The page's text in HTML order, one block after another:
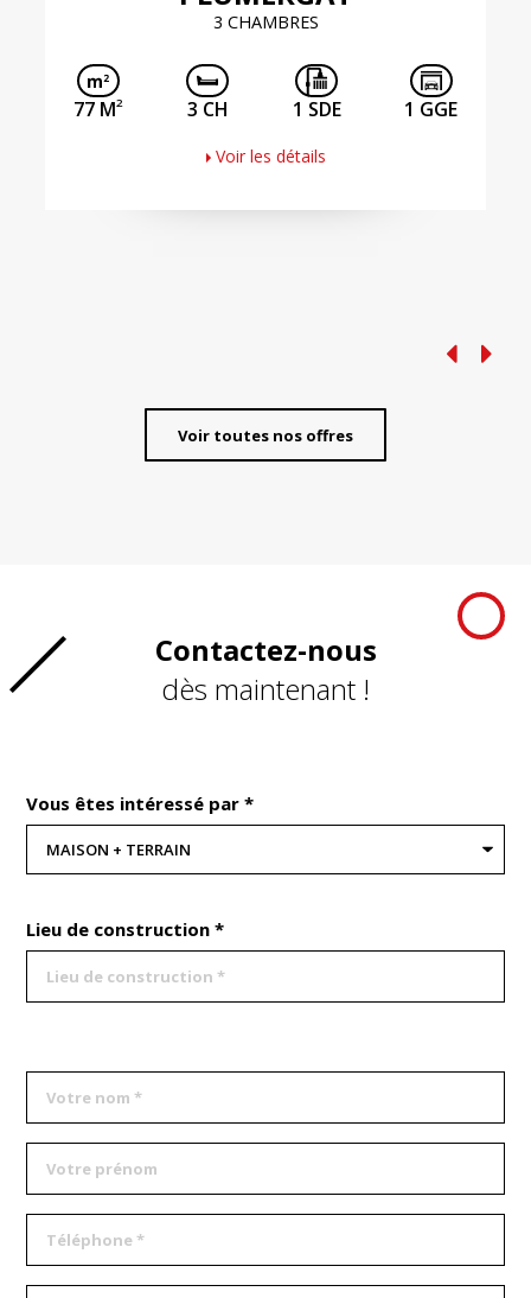
3 CHAMBRES
77 M2 3 CH 1 SDE 1 GGE
Voir les détails
Voir toutes nos offres
Contactez-nous
dès maintenant !
Vous êtes intéressé par *
Lieu de construction *